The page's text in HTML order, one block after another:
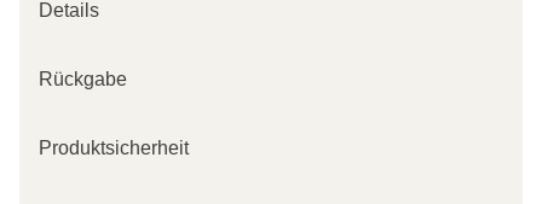
Details
Rückgabe
Produktsicherheit